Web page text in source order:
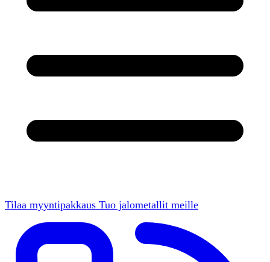
Tilaa myyntipakkaus Tuo jalometallit meille